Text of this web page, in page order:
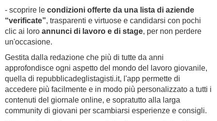
- scoprire le condizioni offerte da una lista di aziende
“verificate”, trasparenti e virtuose e candidarsi con pochi
clic ai loro annunci di lavoro e di stage, per non perdere
un'occasione.
Gestita dalla redazione che più di tutte da anni
approfondisce ogni aspetto del mondo del lavoro giovanile,
quella di repubblicadeglistagisti.it, l'app permette di
accedere più facilmente e in modo più personalizzato a tutti i
contenuti del giornale online, e sopratutto alla larga
community di giovani per scambiarsi esperienze e consigli.